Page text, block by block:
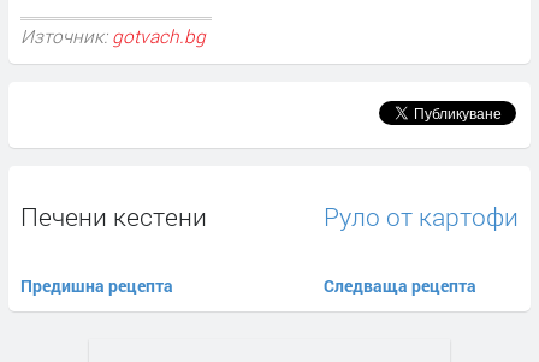
Източник: gotvach.bg
Печени кестени
Предишна рецепта
Руло от картофи
Следваща рецепта